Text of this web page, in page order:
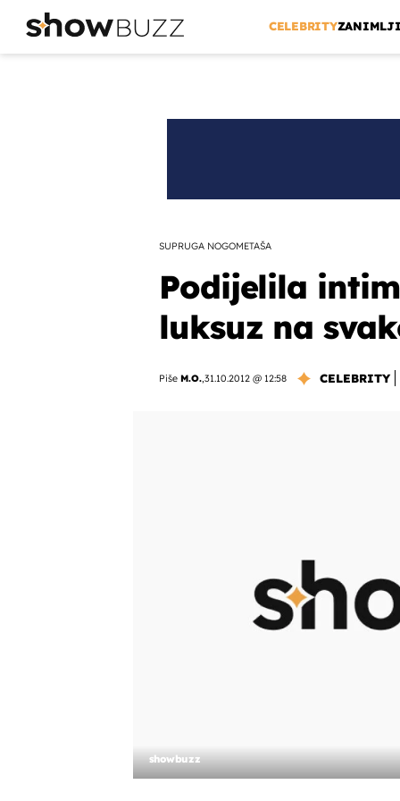
CELEBRITY
SUPRUGA NOGOMETAŠA
Podijelila
luksuz na
Piše M.O.,31.10.2012 @ 12:58 CELEBRITY
showbuzz